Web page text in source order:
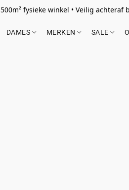
500m² fysieke winkel • Veilig
DAMES MERKEN SALE